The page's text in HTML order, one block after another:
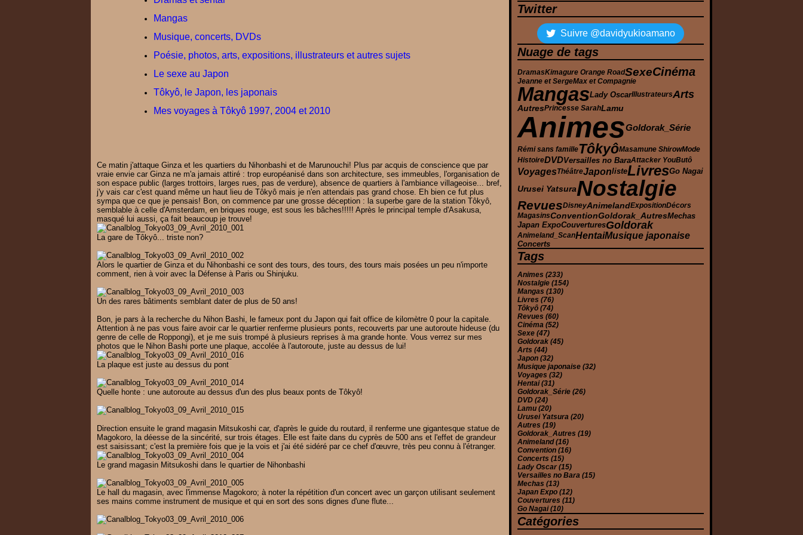
Mangas
Musique, concerts, DVDs
Poésie, photos, arts, expositions, illustrateurs et autres sujets
Le sexe au Japon
Tôkyô, le Japon, les japonais
Mes voyages à Tôkyô 1997, 2004 et 2010
Ce matin j'attaque Ginza et les quartiers du Nihonbashi et de Marunouchi! Plus par acquis de conscience que par
vraie envie car Ginza ne m'a jamais attiré : trop européanisé dans son architecture, ses immeubles, l'organisation de
son espace public (larges trottoirs, larges rues, pas de verdure), absence de quartiers à l'ambiance villageoise... bref,
j'y vais car c'est quand même un haut lieu de Tôkyô mais je n'en attendais pas grand chose. Eh bien ce fut plus
sympa que ce que je pensais! Bon, on commence par une grosse déception : la superbe gare de la station Tôkyô,
semblable à celle d'Amsterdam, en briques rouge, est sous les bâches!!!!! Après le principal temple d'Asakusa,
masqué lui aussi, ça fait beaucoup je trouve!
La gare de Tôkyô... triste non?
Alors le quartier de Ginza et du Nihonbashi ce sont des tours, des tours, des tours mais posées un peu n'importe
comment, rien à voir avec la Défense à Paris ou Shinjuku.
Un des rares bâtiments semblant dater de plus de 50 ans!
Bon, je pars à la recherche du Nihon Bashi, le fameux pont du Japon qui fait office de kilomètre 0 pour la capitale.
Attention à ne pas vous faire avoir car le quartier renferme plusieurs ponts, recouverts par une autoroute hideuse (du
genre de celle de Roppongi), et je me suis trompé à plusieurs reprises à ma grande honte. Vous verrez sur mes
photos que le Nihon Bashi porte une plaque, accolée à l'autoroute, juste au dessus de lui!
La plaque est juste au dessus du pont
Quelle honte : une autoroute au dessus d'un des plus beaux ponts de Tôkyô!
Direction ensuite le grand magasin Mitsukoshi car, d'après le guide du routard, il renferme une gigantesque statue de
Magokoro, la déesse de la sincérité, sur trois étages. Elle est faite dans du cyprès de 500 ans et l'effet de grandeur
est saisissant; c'est la première fois que je la vois et j'ai été sidéré par ce chef d'œuvre, très peu connu à l'étranger.
Le grand magasin Mitsukoshi dans le quartier de Nihonbashi
Le hall du magasin, avec l'immense Magokoro; à noter la répétition d'un concert avec un garçon utilisant seulement
ses mains comme instrument de musique et qui en sort des sons dignes d'une flute...
Twitter
Suivre @davidyukioamano
Nuage de tags
DramasKimagure Orange RoadSexeCinéma
Jeanne et SergeMax et Compagnie
MangasLady OscarIllustrateursArts
AutresPrincesse SarahLamu
AnimesGoldorak_Série
Rémi sans familleTôkyôMasamune ShirowMode
HistoireDVDVersailles no BaraAttacker YouButô
VoyagesThéâtreJaponlisteLivresGo Nagai
Urusei YatsuraNostalgie
RevuesDisneyAnimelandExpositionDécors
MagasinsConventionGoldorak_AutresMechas
Japan ExpoCouverturesGoldorak
Animeland_ScanHentaiMusique japonaise
Concerts
Tags
Animes (233)
Nostalgie (154)
Mangas (130)
Livres (76)
Tôkyô (74)
Revues (60)
Cinéma (52)
Sexe (47)
Goldorak (45)
Arts (44)
Japon (32)
Musique japonaise (32)
Voyages (32)
Hentai(31)
Goldorak_Série (26)
DVD (24)
Lamu (20)
Urusei Yatsura (20)
Autres (19)
Goldorak_Autres (19)
Animeland(16)
Convention (16)
Concerts (15)
Lady Oscar (15)
Versailles no Bara (15)
Mechas (13)
Japan Expo (12)
Couvertures (11)
Go Nagai(10)
Catégories